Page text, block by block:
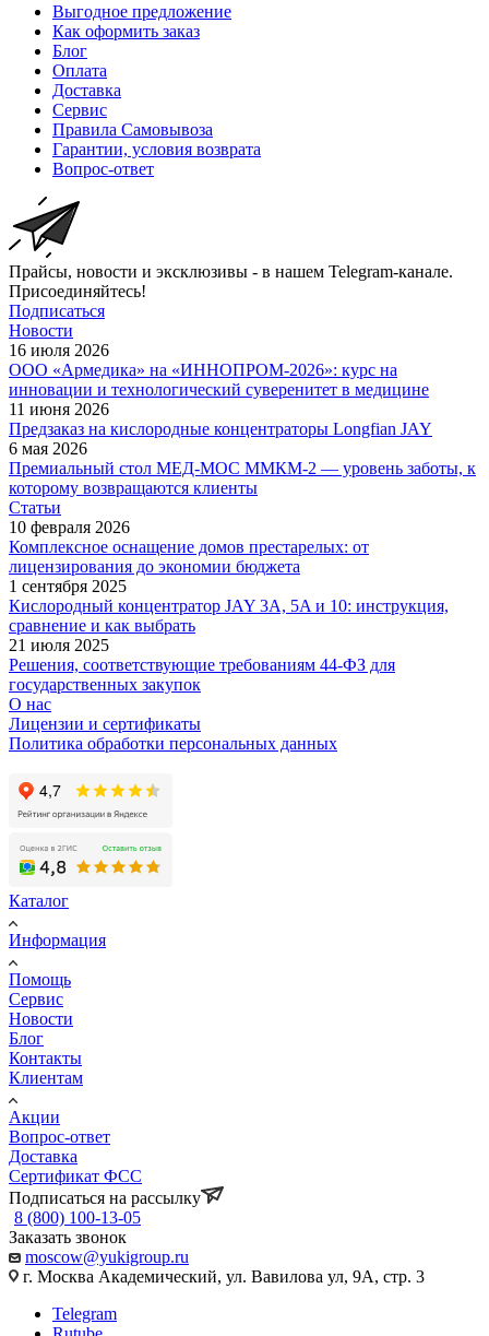
Выгодное предложение
Как оформить заказ
Блог
Оплата
Доставка
Сервис
Правила Самовывоза
Гарантии, условия возврата
Вопрос-ответ
Прайсы, новости и эксклюзивы - в нашем Telegram-канале.
Присоединяйтесь!
Подписаться
Новости
16 июля 2026
ООО «Армедика» на «ИННОПРОМ-2026»: курс на
инновации и технологический суверенитет в медицине
11 июня 2026
Предзаказ на кислородные концентраторы Longfian JAY
6 мая 2026
Премиальный стол МЕД-МОС ММКМ-2 — уровень заботы, к
которому возвращаются клиенты
Статьи
10 февраля 2026
Комплексное оснащение домов престарелых: от
лицензирования до экономии бюджета
1 сентября 2025
Кислородный концентратор JAY 3A, 5A и 10: инструкция,
сравнение и как выбрать
21 июля 2025
Решения, соответствующие требованиям 44-ФЗ для
государственных закупок
О нас
Лицензии и сертификаты
Политика обработки персональных данных
Каталог
Информация
Помощь
Сервис
Новости
Блог
Контакты
Клиентам
Акции
Вопрос-ответ
Доставка
Сертификат ФСС
Подписаться на рассылку
8 (800) 100-13-05
Заказать звонок
moscow@yukigroup.ru
г. Москва Академический, ул. Вавилова ул, 9А, стр. 3
Telegram